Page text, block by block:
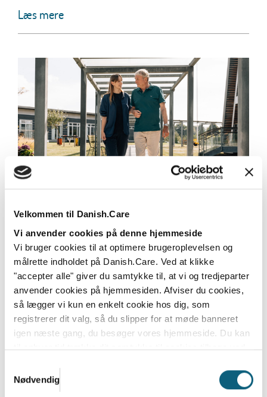
Velkommen til Danish.Care
Vi anvender cookies på denne hjemmeside
Vi bruger cookies til at optimere brugeroplevelsen og
målrette indholdet på Danish.Care. Ved at klikke
"accepter alle" giver du samtykke til, at vi og tredjeparter
anvender cookies på hjemmesiden. Afviser du cookies,
så lægger vi kun en enkelt cookie hos dig, som
registrerer dit valg, så du slipper for at møde banneret
igen næste gang, du besøger vores hjemmeside. Du kan
til enhver tid trække dit samtykke til cookies tilbage ved
Danish.Cares privatlivs- og cookiepolitik
Nødvendig
Læs mere
Ny undersøgelse: Udbredelse og brug af
velfærdsteknologi er vigtigt i de danske
kommuner – men vi har ikke tid
I en ny undersøgelse peger store dele af det
kommunale landskab på, at udbredelse og brug af...
Læs mere